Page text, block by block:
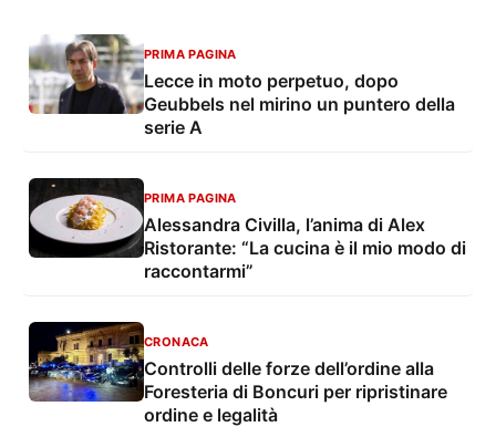
PRIMA PAGINA
Lecce in moto perpetuo, dopo
Geubbels nel mirino un puntero della
serie A
PRIMA PAGINA
Alessandra Civilla, l’anima di Alex
Ristorante: “La cucina è il mio modo di
raccontarmi”
CRONACA
Controlli delle forze dell’ordine alla
Foresteria di Boncuri per ripristinare
ordine e legalità